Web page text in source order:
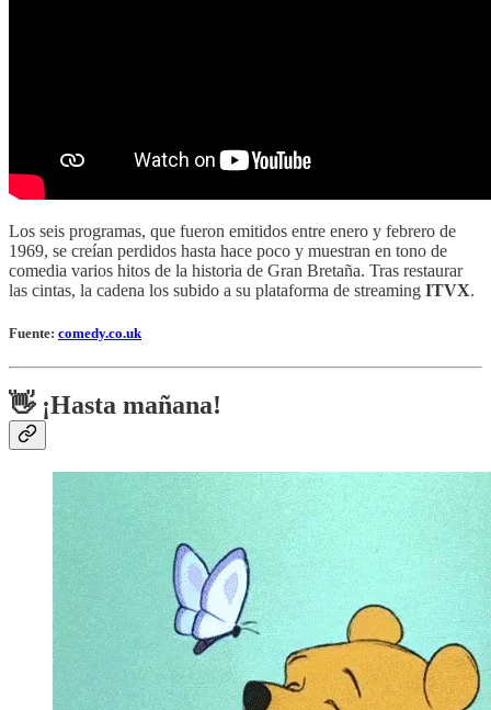
Los seis programas, que fueron emitidos entre enero y febrero de
1969, se creían perdidos hasta hace poco y muestran en tono de
comedia varios hitos de la historia de Gran Bretaña. Tras restaurar
las cintas, la cadena los subido a su plataforma de streaming ITVX.
Fuente: comedy.co.uk
👋 ¡Hasta mañana!